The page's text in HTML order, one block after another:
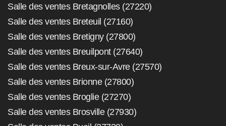
Salle des ventes Bretagnolles (27220)
Salle des ventes Breteuil (27160)
Salle des ventes Bretigny (27800)
Salle des ventes Breuilpont (27640)
Salle des ventes Breux-sur-Avre (27570)
Salle des ventes Brionne (27800)
Salle des ventes Broglie (27270)
Salle des ventes Brosville (27930)